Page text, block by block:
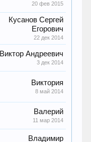
20 фев 2015
Кусанов Сергей
Егорович
22 дек 2014
Виктор Андреевич
3 дек 2014
Виктория
8 май 2014
Валерий
11 мар 2014
Владимир